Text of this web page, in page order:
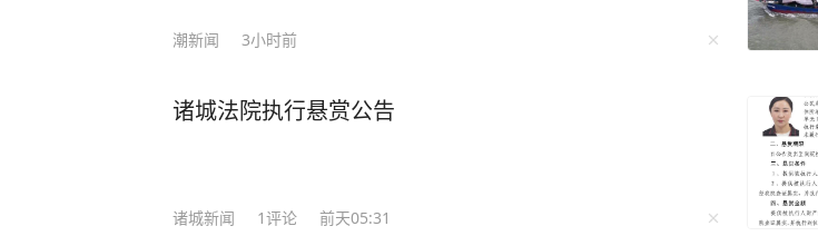
潮新闻 3小时前
诸城法院执行悬赏公告
诸城新闻 1评论 前天05:31